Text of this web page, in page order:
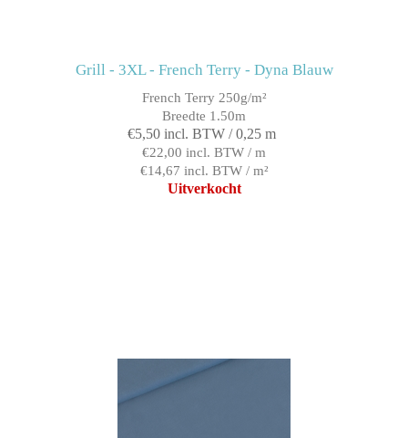
Grill - 3XL - French Terry - Dyna Blauw
French Terry 250g/m²
Breedte 1.50m
€5,50 incl. BTW / 0,25 m
€22,00 incl. BTW / m
€14,67 incl. BTW / m²
Uitverkocht